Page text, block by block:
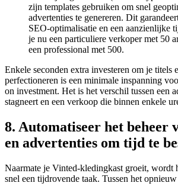
zijn templates gebruiken om snel
advertenties te genereren. Dit
SEO-optimalisatie en een aanzienlijke
je nu een particuliere verkoper met 50
een professional met 500.
Enkele seconden extra investeren om je titels
perfectioneren is een minimale inspanning
on investment. Het is het verschil tussen een
stagneert en een verkoop die binnen enkele
8. Automatiseer het beheer
en advertenties om tijd te
Naarmate je Vinted-kledingkast groeit, wordt
snel een tijdrovende taak. Tussen het